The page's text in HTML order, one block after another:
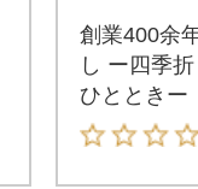
創業400余
し ー四季
ひとときー